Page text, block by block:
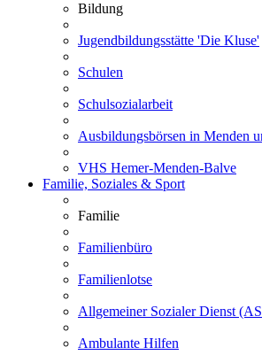
Bildung
Jugendbildungsstätte 'Die Kluse'
Schulen
Schulsozialarbeit
Ausbildungsbörsen in Menden
VHS Hemer-Menden-Balve
Familie, Soziales & Sport
Familie
Familienbüro
Familienlotse
Allgemeiner Sozialer Dienst
Ambulante Hilfen